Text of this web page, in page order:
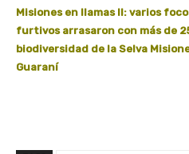
Misiones en llamas II: varios
furtivos arrasaron con más de
biodiversidad de la Selva
Guaraní